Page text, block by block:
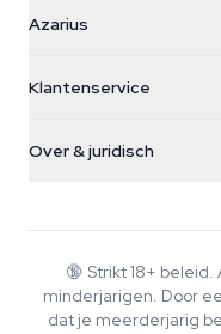
Galvaniweg 11
Nederland
+31(0)204897914
Azarius
Smokeshop
Klantenservice
Retourbeleid
Veelgestelde vragen
Privacybeleid
Over & juridisch
Wiki
Muziek
🔞 Strikt 18+ beleid.
minderjarigen. Door
dat je meerderjarig